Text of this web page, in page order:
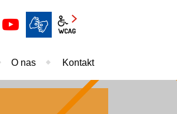
facebookinstagramYouTube
O nas Kontakt